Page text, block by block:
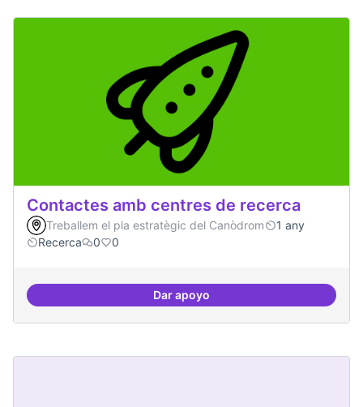
Contactes amb centres de recerca
Treballem el pla estratègic del Canòdrom
1 any
Recerca
0 0
Dar apoyoContactes amb centres de